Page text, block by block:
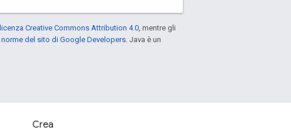
licenza Creative Commons Attribution 4.0 , mentre gli
norme del sito di Google Developers . Java è un
Crea